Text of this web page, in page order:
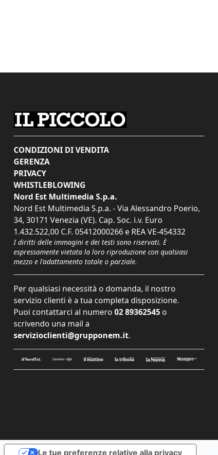
CONDIZIONI DI VENDITA
GERENZA
PRIVACY
WHISTLEBLOWING
Nord Est Multimedia S.p.a.
Nord Est Multimedia S.p.a. - Via Alessandro Poerio,
34, 30171 Venezia (VE). Cap. Soc. i.v. Euro
1.432.522,00 C.F. 05412000266 e REA VE-454332
I diritti delle immagini e dei testi sono riservati. È
espressamente vietata la loro riproduzione con qualsiasi
mezzo e l'adattamento totale o parziale.
Per qualsiasi necessità o domanda, il nostro
servizio clienti è a tua completa disposizione.
Puoi contattarci al numero 02 89362545 o
scrivendo una mail a
servizioclienti@grupponem.it.
Le tue preferenze relative alla privacy